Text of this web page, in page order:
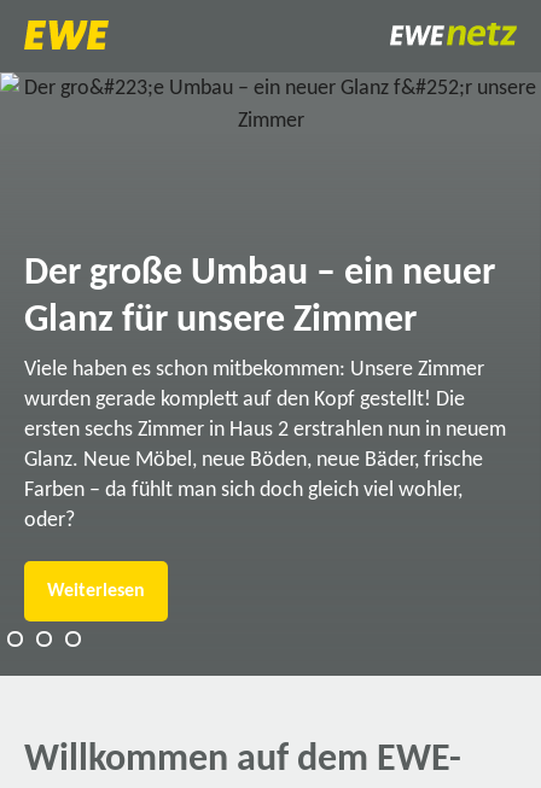
Der große Umbau – ein neuer
Glanz für unsere Zimmer
Viele haben es schon mitbekommen: Unsere Zimmer
wurden gerade komplett auf den Kopf gestellt! Die
ersten sechs Zimmer in Haus 2 erstrahlen nun in neuem
Glanz. Neue Möbel, neue Böden, neue Bäder, frische
Farben – da fühlt man sich doch gleich viel wohler,
oder?
Weiterlesen
Willkommen auf dem EWE-